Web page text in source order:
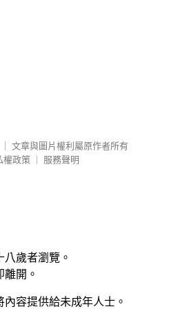
文章與圖片權利屬原作者所有
權政策
服務聲明
歲者瀏覽。
開。
容提供給未成年人士。